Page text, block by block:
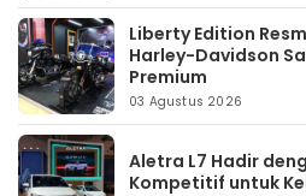
Liberty Edition
Harley-Davidson
Premium
03 Agustus 2026
Aletra L7 Hadir
Kompetitif untuk